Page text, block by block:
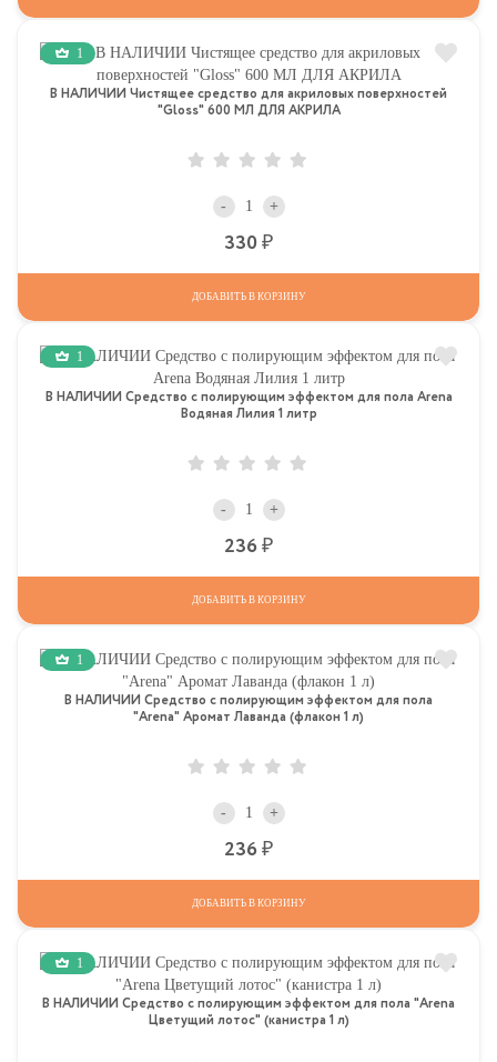
1
В НАЛИЧИИ Чистящее средство для акриловых поверхностей
"Gloss" 600 МЛ ДЛЯ АКРИЛА
- +
330
ДОБАВИТЬ В КОРЗИНУ
1
В НАЛИЧИИ Средство с полирующим эффектом для пола Arena
Водяная Лилия 1 литр
- +
236
ДОБАВИТЬ В КОРЗИНУ
1
В НАЛИЧИИ Средство с полирующим эффектом для пола
"Arena" Аромат Лаванда (флакон 1 л)
- +
236
ДОБАВИТЬ В КОРЗИНУ
1
В НАЛИЧИИ Средство с полирующим эффектом для пола "Arena
Цветущий лотос" (канистра 1 л)